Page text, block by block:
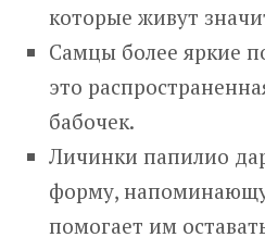
которые живут
Самцы более яркие
это
бабочек.
Личинки папилио
форму,
помогает им